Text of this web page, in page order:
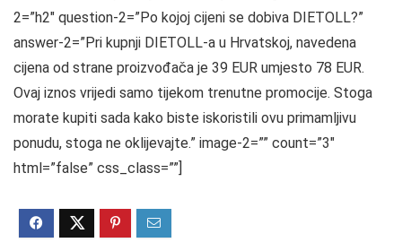
2=”h2″ question-2=”Po kojoj cijeni se dobiva DIETOLL?”
answer-2=”Pri kupnji DIETOLL-a u Hrvatskoj, navedena
cijena od strane proizvođača je 39 EUR umjesto 78 EUR.
Ovaj iznos vrijedi samo tijekom trenutne promocije. Stoga
morate kupiti sada kako biste iskoristili ovu primamljivu
ponudu, stoga ne oklijevajte.” image-2=”” count=”3″
html=”false” css_class=””]